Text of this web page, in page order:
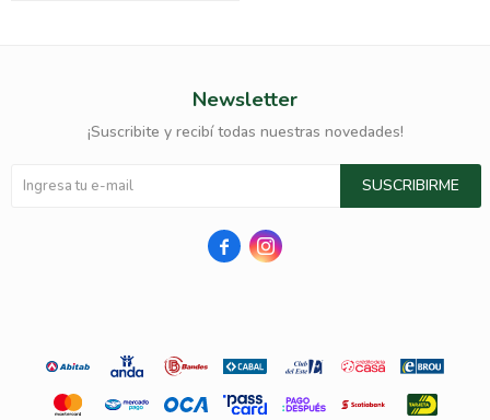
Newsletter
¡Suscribite y recibí todas nuestras novedades!
SUSCRIBIRME
 